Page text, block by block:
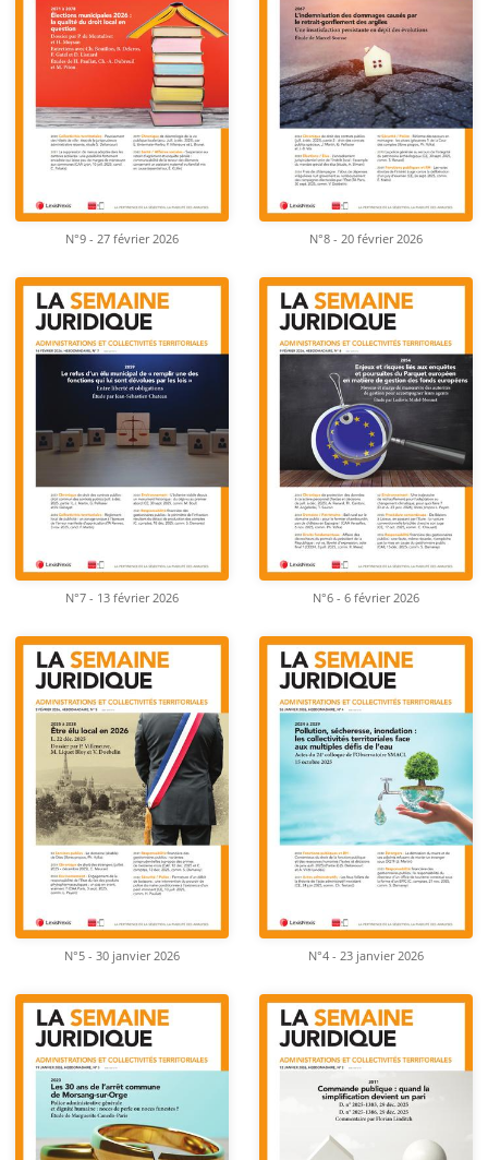
N°9 - 27 février 2026 N°8 - 20 février 2026
N°7 - 13 février 2026 N°6 - 6 février 2026
N°5 - 30 janvier 2026 N°4 - 23 janvier 2026